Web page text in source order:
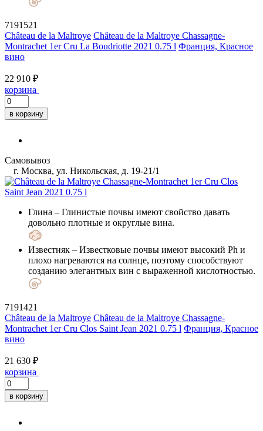
7191521
Château de la Maltroye Château de la Maltroye Chassagne-
Montrachet 1er Cru La Boudriotte 2021 0.75 l Франция, Красное
вино
22 910 ₽
корзина
в корзину
Самовывоз
г. Москва, ул. Никольская, д. 19-21/1
Глина – Глинистые почвы имеют свойство давать
довольно плотные и округлые вина.
Известняк – Известковые почвы имеют высокий Ph и
плохо нагреваются на солнце, поэтому способствуют
созданию элегантных вин с выраженной кислотностью.
7191421
Château de la Maltroye Château de la Maltroye Chassagne-
Montrachet 1er Cru Clos Saint Jean 2021 0.75 l Франция, Красное
вино
21 630 ₽
корзина
в корзину